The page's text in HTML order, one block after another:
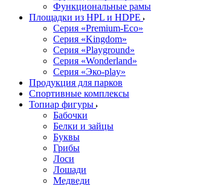
Функциональные рамы
Площадки из HPL и HDPE
Серия «Premium-Eco»
Серия «Kingdom»
Серия «Playground»
Серия «Wonderland»
Серия «Эко-play»
Продукция для парков
Спортивные комплексы
Топиар фигуры
Бабочки
Белки и зайцы
Буквы
Грибы
Лоси
Лошади
Медведи